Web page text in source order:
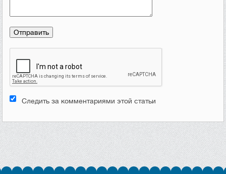
Следить за комментариями этой статьи